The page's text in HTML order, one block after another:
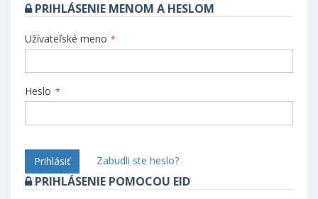
PRIHLÁSENIE MENOM A HESLOM
Užívateľské meno *
Heslo *
Prihlásiť Zabudli ste heslo?
PRIHLÁSENIE POMOCOU EID